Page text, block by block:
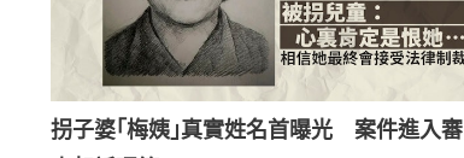
拐子婆｢梅姨｣真實姓名首曝光 案件進入審